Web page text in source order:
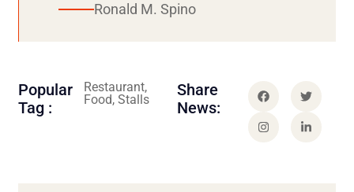
Ronald M. Spino
Popular
Tag :
Restaurant,
Food, Stalls
Share
News: